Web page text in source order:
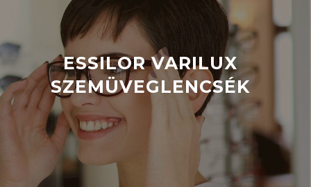
ESSILOR VARILUX
SZEMÜVEGLENCSÉK